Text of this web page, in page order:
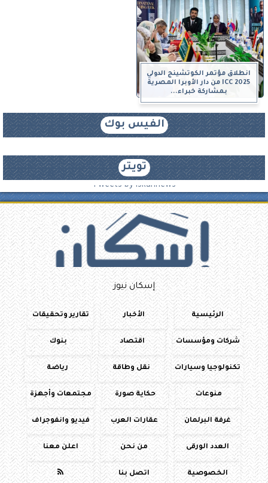
انطلاق مؤتمر الكوتشينج الدولي
ICC 2025 من دار الأوبرا المصرية
بمشاركة خبراء...
الفيس بوك
تويتر
Tweets by iskannews
إسكان نيوز
الرئيسية الأخبار تقارير وتحقيقات
شركات ومؤسسات اقتصاد بنوك
تكنولوجيا وسيارات نقل وطاقة رياضة
منوعات حكاية صورة مجتمعات وأجهزة
غرفة البرلمان عقارات العرب فيديو وانفوجراف
العدد الورقى من نحن اعلن معنا
الخصوصية اتصل بنا 